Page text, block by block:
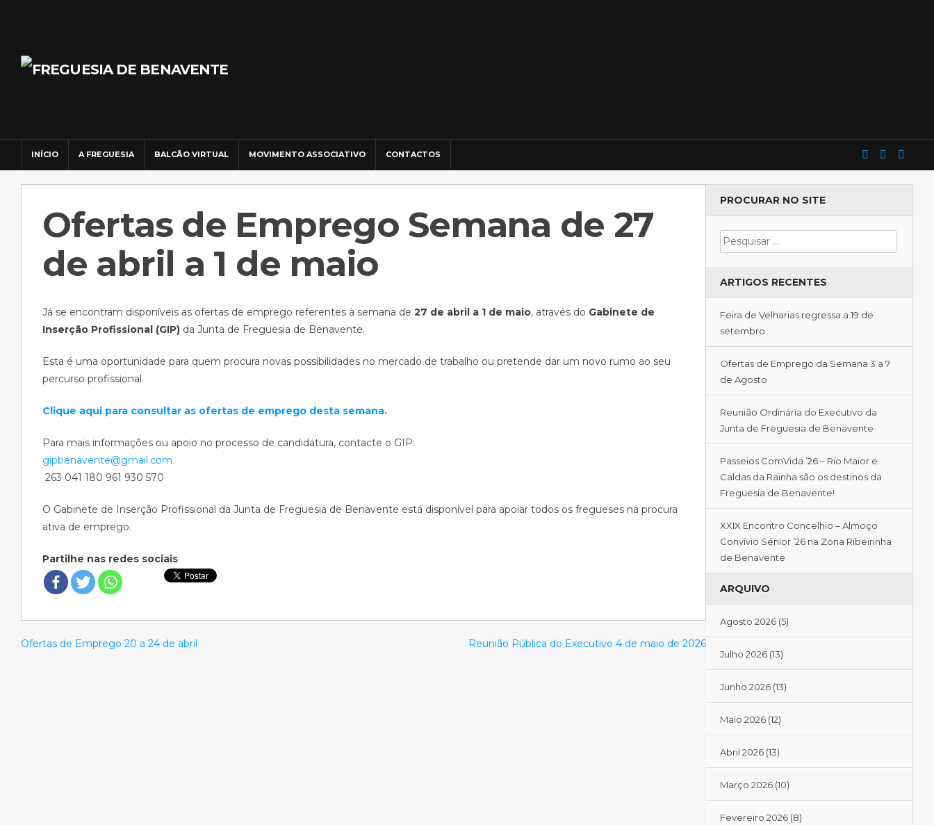
INÍCIO A FREGUESIA BALCÃO VIRTUAL MOVIMENTO ASSOCIATIVO CONTACTOS
Ofertas de Emprego Semana de 27
de abril a 1 de maio
Já se encontram disponíveis as ofertas de emprego referentes à semana de 27 de abril a 1 de maio, através do Gabinete de
Inserção Profissional (GIP) da Junta de Freguesia de Benavente.
Esta é uma oportunidade para quem procura novas possibilidades no mercado de trabalho ou pretende dar um novo rumo ao seu
percurso profissional.
Clique aqui para consultar as ofertas de emprego desta semana.
Para mais informações ou apoio no processo de candidatura, contacte o GIP:
gipbenavente@gmail.com
263 041 180 961 930 570
O Gabinete de Inserção Profissional da Junta de Freguesia de Benavente está disponível para apoiar todos os fregueses na procura
ativa de emprego.
Partilhe nas redes sociais
Ofertas de Emprego 20 a 24 de abril Reunião Pública do Executivo 4 de maio de 2026
PROCURAR NO SITE
ARTIGOS RECENTES
Feira de Velharias regressa a 19 de
setembro
Ofertas de Emprego da Semana 3 a 7
de Agosto
Reunião Ordinária do Executivo da
Junta de Freguesia de Benavente
Passeios ComVida ’26 – Rio Maior e
Caldas da Rainha são os destinos da
Freguesia de Benavente!
XXIX Encontro Concelhio – Almoço
Convívio Sénior ’26 na Zona Ribeirinha
de Benavente
ARQUIVO
Agosto 2026(5)
Julho 2026(13)
Junho 2026(13)
Maio 2026(12)
Abril 2026(13)
Março 2026(10)
Fevereiro 2026(8)